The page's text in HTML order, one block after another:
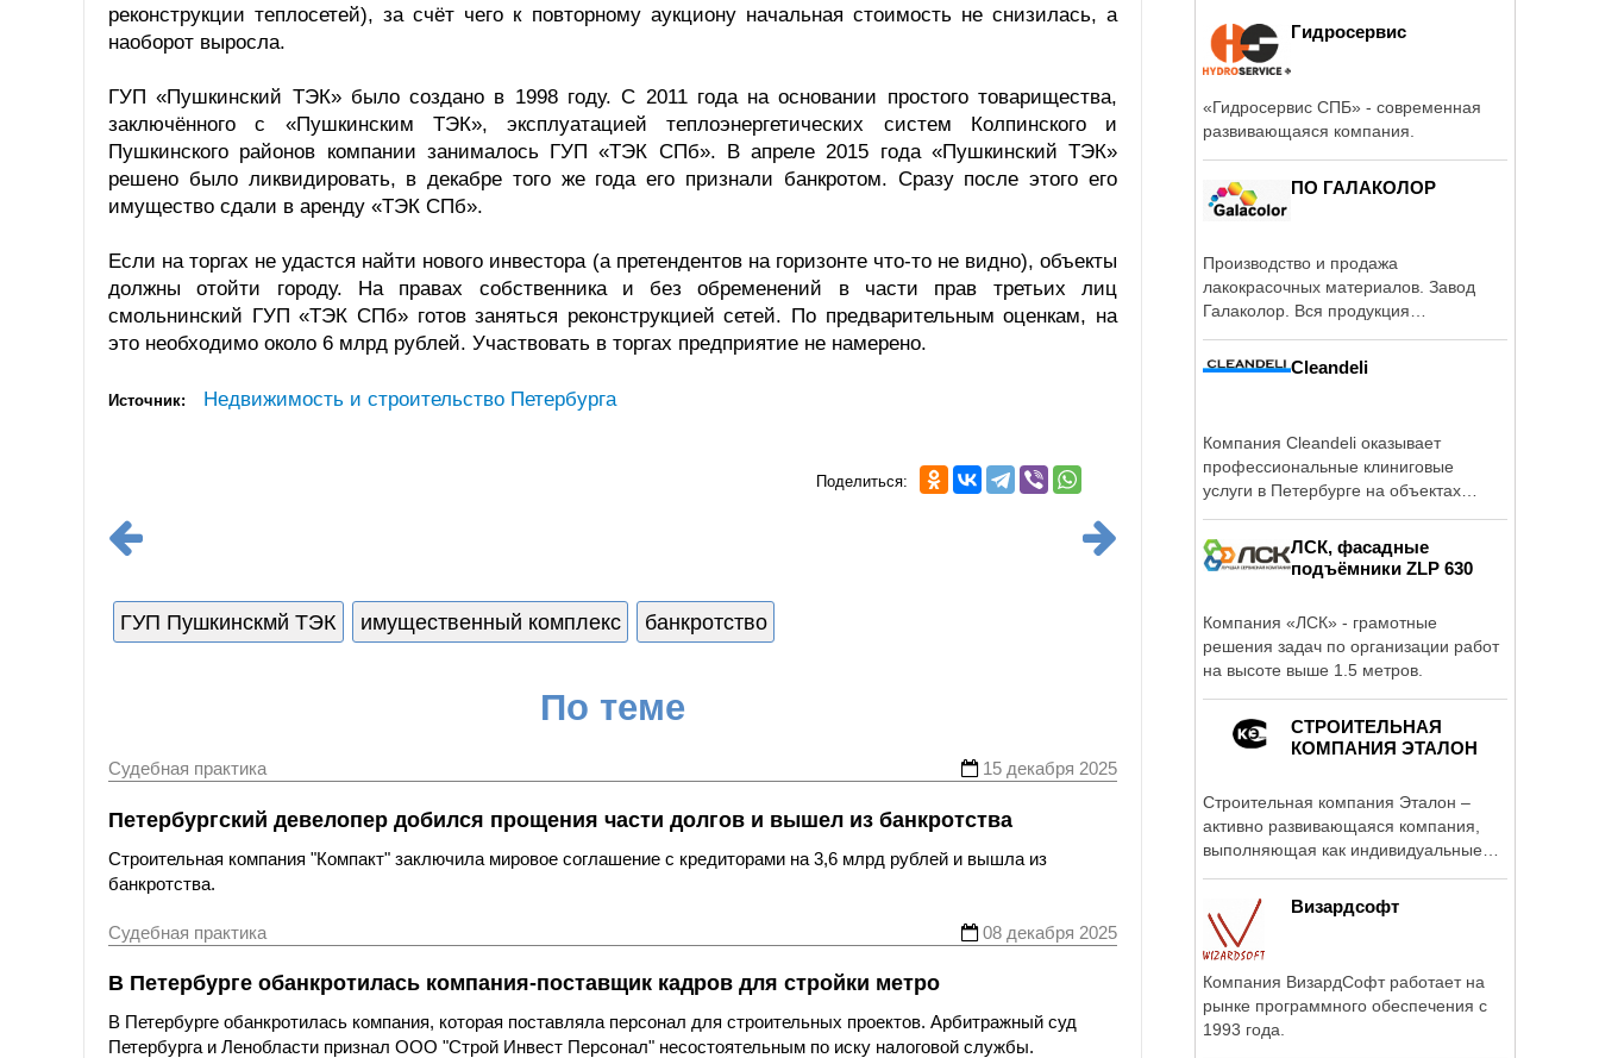
реконструкции теплосетей), за счёт чего к повторному аукциону начальная стоимость не снизилась, а
наоборот выросла.
ГУП «Пушкинский ТЭК» было создано в 1998 году. С 2011 года на основании простого товарищества,
заключённого с «Пушкинским ТЭК», эксплуатацией теплоэнергетических систем Колпинского и
Пушкинского районов компании занималось ГУП «ТЭК СПб». В апреле 2015 года «Пушкинский ТЭК»
решено было ликвидировать, в декабре того же года его признали банкротом. Сразу после этого его
имущество сдали в аренду «ТЭК СПб».
Если на торгах не удастся найти нового инвестора (а претендентов на горизонте что-то не видно), объекты
должны отойти городу. На правах собственника и без обременений в части прав третьих лиц
смольнинский ГУП «ТЭК СПб» готов заняться реконструкцией сетей. По предварительным оценкам, на
это необходимо около 6 млрд рублей. Участвовать в торгах предприятие не намерено.
Источник: Недвижимость и строительство Петербурга
Поделиться:
ГУП Пушкинскмй ТЭК имущественный комплекс банкротство
По теме
Судебная практика 15 декабря 2025
Петербургский девелопер добился прощения части долгов и вышел из банкротства
Строительная компания "Компакт" заключила мировое соглашение с кредиторами на 3,6 млрд рублей и вышла из
банкротства.
Судебная практика 08 декабря 2025
В Петербурге обанкротилась компания-поставщик кадров для стройки метро
В Петербурге обанкротилась компания, которая поставляла персонал для строительных проектов. Арбитражный суд
Петербурга и Ленобласти признал ООО "Строй Инвест Персонал" несостоятельным по иску налоговой службы.
Гидросервис
«Гидросервис СПБ» - современная
развивающаяся компания.
ПО ГАЛАКОЛОР
Производство и продажа
лакокрасочных материалов. Завод
Галаколор. Вся продукция
Cleandeli
Компания Cleandeli оказывает
профессиональные клиниговые
услуги в Петербурге на объектах
ЛСК, фасадные
подъёмники ZLP 630
Компания «ЛСК» - грамотные
решения задач по организации работ
на высоте выше 1.5 метров.
СТРОИТЕЛЬНАЯ
КОМПАНИЯ ЭТАЛОН
Строительная компания Эталон –
активно развивающаяся компания,
выполняющая как индивидуальные
Визардсофт
Компания ВизардСофт работает на
рынке программного обеспечения c
1993 года.